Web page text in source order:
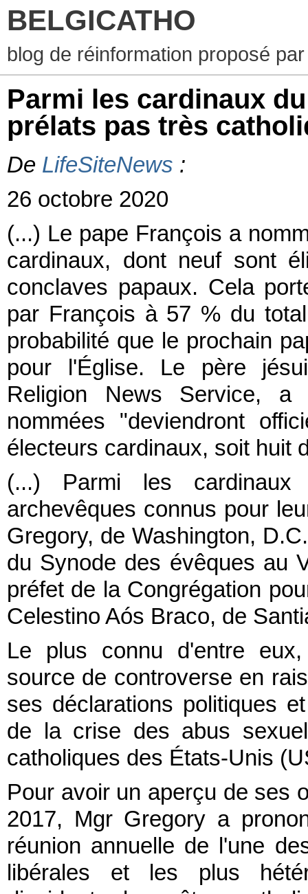
BELGICATHO
blog de réinformation proposé
Parmi les cardinaux
prélats pas très
De LifeSiteNews :
26 octobre 2020
(...) Le pape François a
cardinaux, dont neuf sont
conclaves papaux. Cela
par François à 57 % du
probabilité que le prochain
pour l'Église. Le père
Religion News Service,
nommées "deviendront
électeurs cardinaux, soit huit
(...) Parmi les cardinaux
archevêques connus pour
Gregory, de Washington,
du Synode des évêques au
préfet de la Congrégation
Celestino Aós Braco, de
Le plus connu d'entre
source de controverse en
ses déclarations politiques
de la crise des abus
catholiques des États-Unis
Pour avoir un aperçu de ses
2017, Mgr Gregory a
réunion annuelle de l'une
libérales et les plus